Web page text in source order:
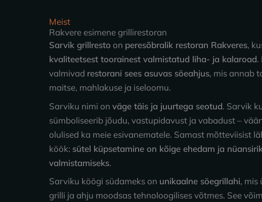
Meist
Rakvere esimene grillirestoran
Sarvik grillresto on peresõbralik restoran Rakveres,
kvaliteetsest toorainest valmistatud liha- ja kalaroad.
valmivad restorani sees asuvas söeahjus, mis annab
maitse, mahlakuse ja iseloomu.
Sarviku nimi on väge täis ja juurtega seotud. Sarvik
sümboliseerib jõudu, vastupidavust ja vabadust –
olulised ka meie esivanematele. Samast mõtteviisist
köök: sütel küpsetamine on kõige ehedam ja
valmistamiseks.
Sarviku köögi südameks on unikaalne söegrillahi, mis
grilli ja ahju moodsas tehnoloogilises võtmes. See